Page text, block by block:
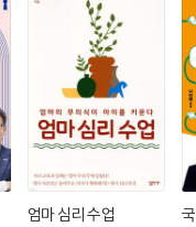
엄마 심리 수업